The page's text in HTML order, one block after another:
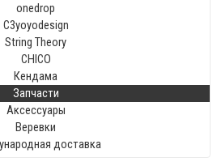
onedrop
C3yoyodesign
String Theory
CHICO
Кендама
Запчасти
Аксессуары
Веревки
доставка